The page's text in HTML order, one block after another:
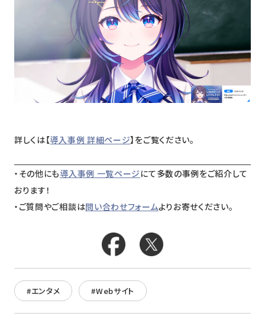
クライアント一覧
採用情報
メンバー
資料ダウンロード
詳しくは【導入事例 詳細ページ】をご覧ください。
・その他にも導入事例 一覧ページにて多数の事例をご紹介して
おります！
・ご質問やご相談は問い合わせフォームよりお寄せください。
#エンタメ #Webサイト